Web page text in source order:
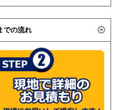
/ 日立 RCID-
/ PLZD-
PLZD-ZRP280LE / 日
PLZD-ZRP280LD /
ーや仕様によって価格
の可能性がございま
での流れ